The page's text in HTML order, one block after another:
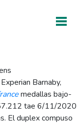
Barnaby,
medallas bajo-
tae 6/11/2020
El duplex compuso